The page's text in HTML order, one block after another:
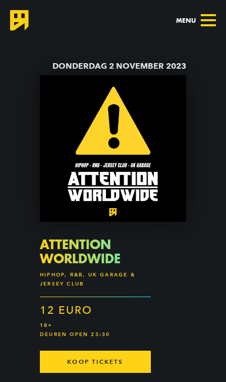
MENU
DONDERDAG 2 NOVEMBER 2023
ATTENTION
WORLDWIDE
HIPHOP, R&B, UK GARAGE &
JERSEY CLUB
12 EURO
18+
DEUREN OPEN 23:30
KOOP TICKETS